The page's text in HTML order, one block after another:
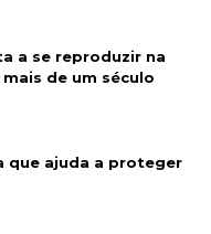
a se reproduzir na
de um século
que ajuda a proteger